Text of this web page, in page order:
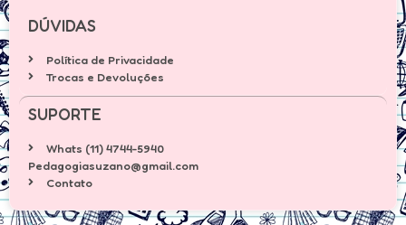
DÚVIDAS
Política de Privacidade
Trocas e Devoluções
SUPORTE
Whats (11) 4744-5940
Pedagogiasuzano@gmail.com
Contato